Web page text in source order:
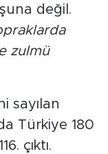
değil.
zulmü
sayılan
Türkiye 180
çıktı.